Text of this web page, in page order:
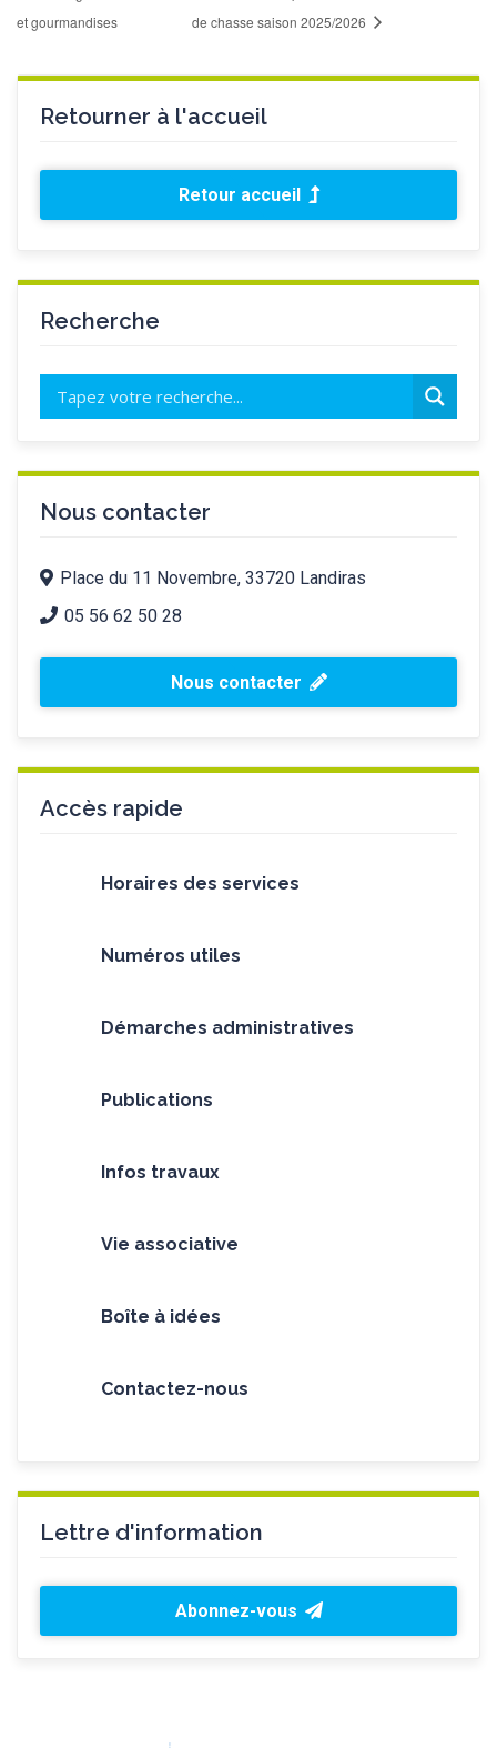
et gourmandises
de chasse saison 2025/2026
Retourner à l'accueil
Retour accueil
Recherche
Nous contacter
Place du 11 Novembre, 33720 Landiras
05 56 62 50 28
Nous contacter
Accès rapide
Horaires des services
Numéros utiles
Démarches administratives
Publications
Infos travaux
Vie associative
Boîte à idées
Contactez-nous
Lettre d'information
Abonnez-vous